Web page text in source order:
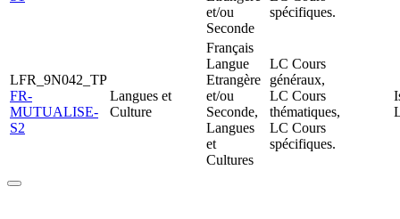
et/ou
Seconde
spécifiques.
LFR_9N042_TP
FR-
MUTUALISE-
S2
Langues et
Culture
Français
Langue
Etrangère
et/ou
Seconde,
Langues
et
Cultures
LC Cours
généraux,
LC Cours
thématiques,
LC Cours
spécifiques.